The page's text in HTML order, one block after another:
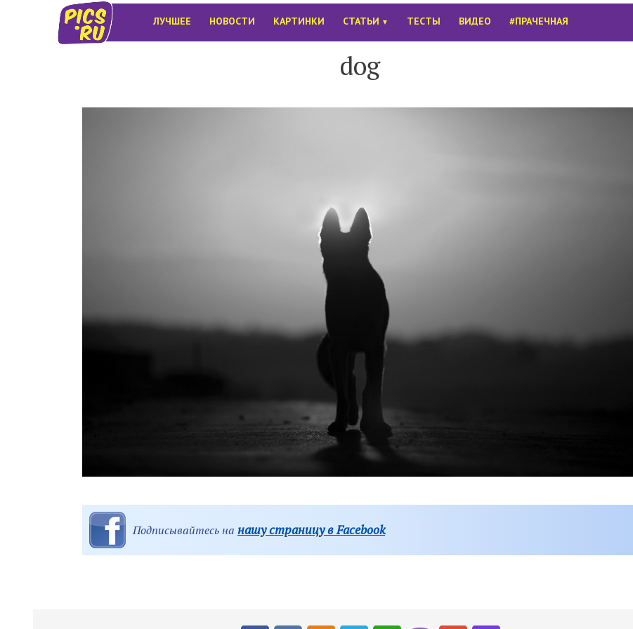
ЛУЧШЕЕ НОВОСТИ КАРТИНКИ СТАТЬИ ▼ ТЕСТЫ ВИДЕО #ПРАЧЕЧНАЯ
dog
Подписывайтесь на нашу страницу в Facebook